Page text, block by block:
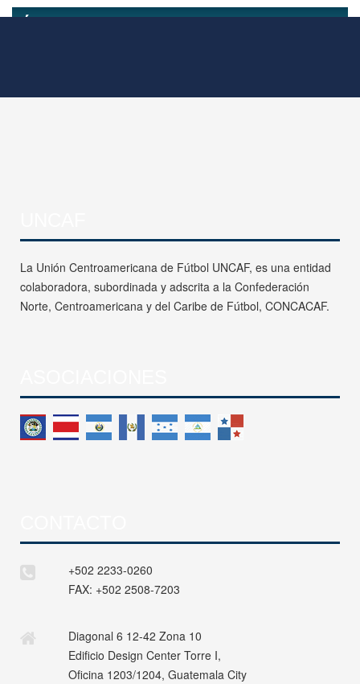
La Unión Centroamericana de Fútbol UNCAF, es una entidad
colaboradora, subordinada y adscrita a la Confederación
Norte, Centroamericana y del Caribe de Fútbol, CONCACAF.
+502 2233-0260
FAX: +502 2508-7203
Diagonal 6 12-42 Zona 10
Edificio Design Center Torre I,
Oficina 1203/1204, Guatemala City